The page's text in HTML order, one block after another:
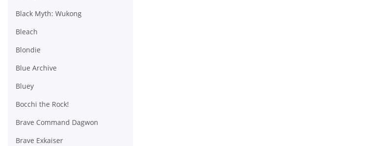
Black Myth: Wukong
Bleach
Blondie
Blue Archive
Bluey
Bocchi the Rock!
Brave Command Dagwon
Brave Exkaiser